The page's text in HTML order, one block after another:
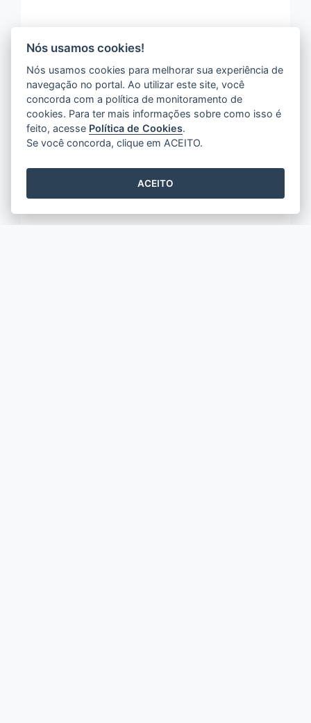
Nós usamos cookies!
Nós usamos cookies para melhorar sua experiência de
navegação no portal. Ao utilizar este site, você
concorda com a política de monitoramento de
cookies. Para ter mais informações sobre como isso é
feito, acesse Política de Cookies.
Se você concorda, clique em ACEITO.
ACEITO